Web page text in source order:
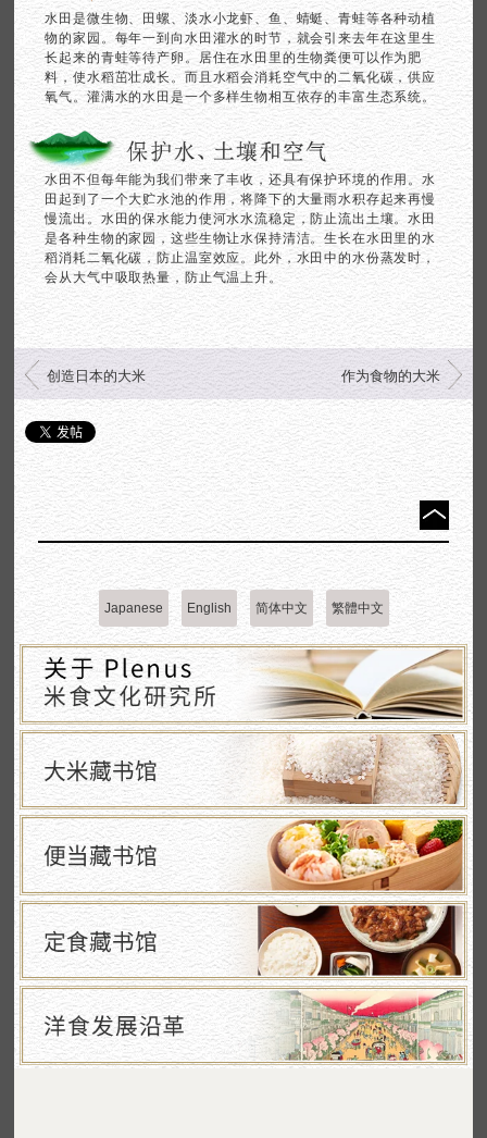
水田是微生物、田螺、淡水小龙虾、鱼、蜻蜓、青蛙等各种动植
物的家园。每年一到向水田灌水的时节，就会引来去年在这里生
长起来的青蛙等待产卵。居住在水田里的生物粪便可以作为肥
料，使水稻茁壮成长。而且水稻会消耗空气中的二氧化碳，供应
氧气。灌满水的水田是一个多样生物相互依存的丰富生态系统。
水田不但每年能为我们带来了丰收，还具有保护环境的作用。水
田起到了一个大贮水池的作用，将降下的大量雨水积存起来再慢
慢流出。水田的保水能力使河水水流稳定，防止流出土壤。水田
是各种生物的家园，这些生物让水保持清洁。生长在水田里的水
稻消耗二氧化碳，防止温室效应。此外，水田中的水份蒸发时，
会从大气中吸取热量，防止气温上升。
创造日本的大米 作为食物的大米
Japanese English 简体中文 繁體中文